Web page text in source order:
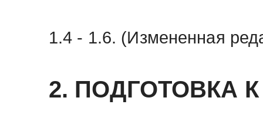
1.4 - 1.6. (Измененная
2. ПОДГОТОВКА